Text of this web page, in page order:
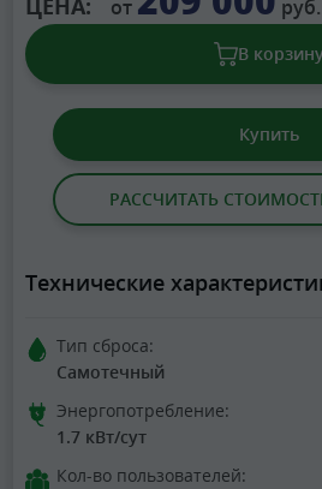
ЦЕНА: от руб.
В корзину
Купить
РАССЧИТАТЬ
Технические
Тип сброса:
Самотечный
Энергопотребление:
1.7 кВт/сут
Кол-во пользователей: